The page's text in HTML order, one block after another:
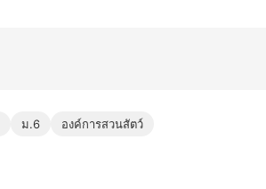
ม.6 องค์การสวนสัตว์